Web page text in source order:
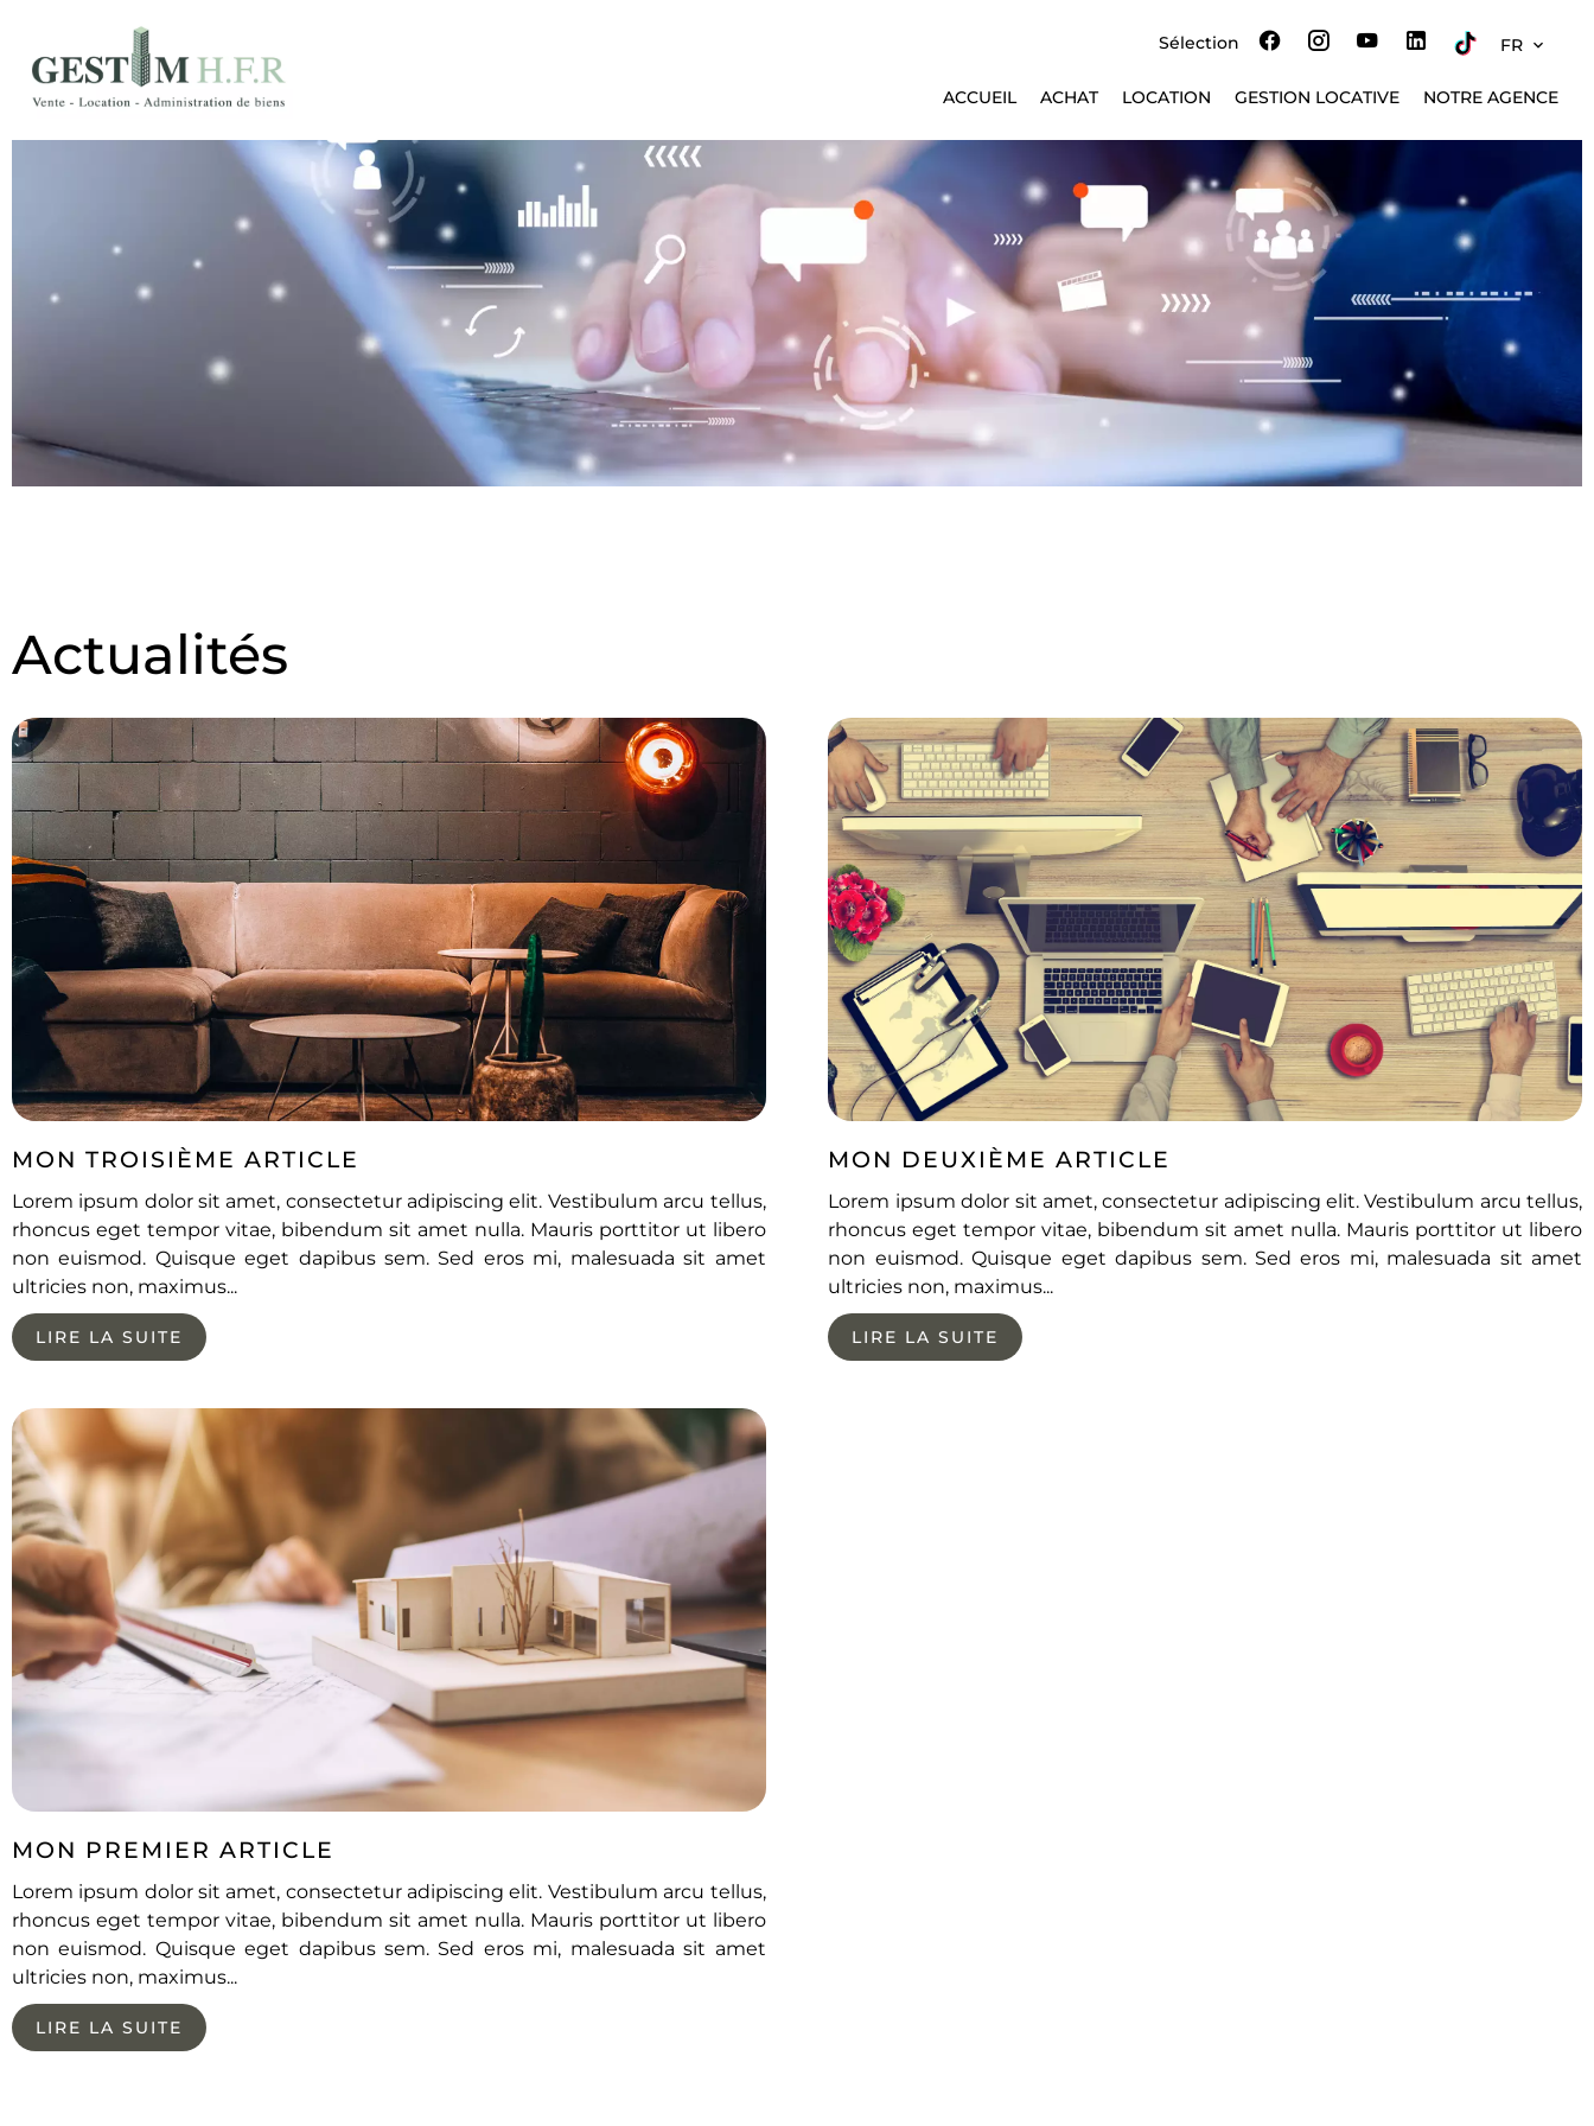
Sélection FR
ACCUEIL ACHAT LOCATION GESTION LOCATIVE NOTRE AGENCE
Actualités
MON TROISIÈME ARTICLE
Lorem ipsum dolor sit amet, consectetur adipiscing elit. Vestibulum arcu tellus,
rhoncus eget tempor vitae, bibendum sit amet nulla. Mauris porttitor ut libero
non euismod. Quisque eget dapibus sem. Sed eros mi, malesuada sit amet
ultricies non, maximus...
LIRE LA SUITE
MON DEUXIÈME ARTICLE
Lorem ipsum dolor sit amet, consectetur adipiscing elit. Vestibulum arcu tellus,
rhoncus eget tempor vitae, bibendum sit amet nulla. Mauris porttitor ut libero
non euismod. Quisque eget dapibus sem. Sed eros mi, malesuada sit amet
ultricies non, maximus...
LIRE LA SUITE
MON PREMIER ARTICLE
Lorem ipsum dolor sit amet, consectetur adipiscing elit. Vestibulum arcu tellus,
rhoncus eget tempor vitae, bibendum sit amet nulla. Mauris porttitor ut libero
non euismod. Quisque eget dapibus sem. Sed eros mi, malesuada sit amet
ultricies non, maximus...
LIRE LA SUITE